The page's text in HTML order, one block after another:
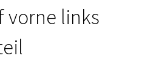
vorne links